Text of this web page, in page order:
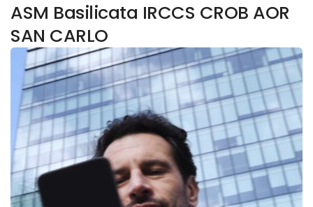
ASM Basilicata IRCCS CROB AOR
SAN CARLO